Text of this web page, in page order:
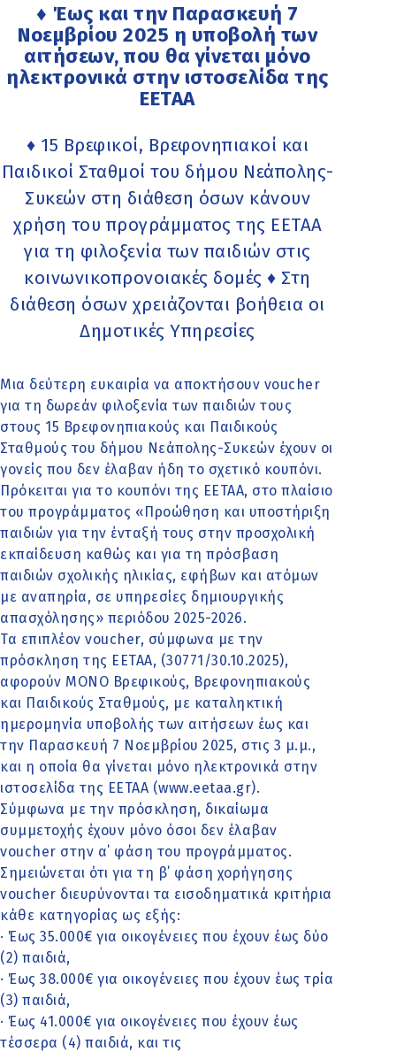
♦ Έως και την Παρασκευή 7
Νοεμβρίου 2025 η υποβολή των
αιτήσεων, που θα γίνεται μόνο
ηλεκτρονικά στην ιστοσελίδα της
ΕΕΤΑΑ
♦ 15 Βρεφικοί, Βρεφονηπιακοί και
Παιδικοί Σταθμοί του δήμου Νεάπολης-
Συκεών στη διάθεση όσων κάνουν
χρήση του προγράμματος της ΕΕΤΑΑ
για τη φιλοξενία των παιδιών στις
κοινωνικοπρονοιακές δομές ♦ Στη
διάθεση όσων χρειάζονται βοήθεια οι
Δημοτικές Υπηρεσίες
Μια δεύτερη ευκαιρία να αποκτήσουν voucher
για τη δωρεάν φιλοξενία των παιδιών τους
στους 15 Βρεφονηπιακούς και Παιδικούς
Σταθμούς του δήμου Νεάπολης-Συκεών έχουν οι
γονείς που δεν έλαβαν ήδη το σχετικό κουπόνι.
Πρόκειται για το κουπόνι της ΕΕΤΑΑ, στο πλαίσιο
του προγράμματος «Προώθηση και υποστήριξη
παιδιών για την ένταξή τους στην προσχολική
εκπαίδευση καθώς και για τη πρόσβαση
παιδιών σχολικής ηλικίας, εφήβων και ατόμων
με αναπηρία, σε υπηρεσίες δημιουργικής
απασχόλησης» περιόδου 2025-2026.
Τα επιπλέον voucher, σύμφωνα με την
πρόσκληση της ΕΕΤΑΑ, (30771/30.10.2025),
αφορούν ΜΟΝΟ Βρεφικούς, Βρεφονηπιακούς
και Παιδικούς Σταθμούς, με καταληκτική
ημερομηνία υποβολής των αιτήσεων έως και
την Παρασκευή 7 Νοεμβρίου 2025, στις 3 μ.μ.,
και η οποία θα γίνεται μόνο ηλεκτρονικά στην
ιστοσελίδα της ΕΕΤΑΑ (www.eetaa.gr).
Σύμφωνα με την πρόσκληση, δικαίωμα
συμμετοχής έχουν μόνο όσοι δεν έλαβαν
voucher στην α΄ φάση του προγράμματος.
Σημειώνεται ότι για τη β΄ φάση χορήγησης
voucher διευρύνονται τα εισοδηματικά κριτήρια
κάθε κατηγορίας ως εξής:
· Έως 35.000€ για οικογένειες που έχουν έως δύο
(2) παιδιά,
· Έως 38.000€ για οικογένειες που έχουν έως τρία
(3) παιδιά,
· Έως 41.000€ για οικογένειες που έχουν έως
τέσσερα (4) παιδιά, και τις